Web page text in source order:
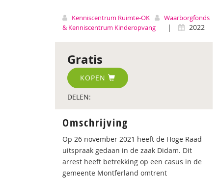
Kenniscentrum Ruimte-OK
Waarborgfonds
& Kenniscentrum Kinderopvang
| 2022
Gratis
KOPEN
DELEN:
Omschrijving
Op 26 november 2021 heeft de Hoge Raad
uitspraak gedaan in de zaak Didam. Dit
arrest heeft betrekking op een casus in de
gemeente Montferland omtrent